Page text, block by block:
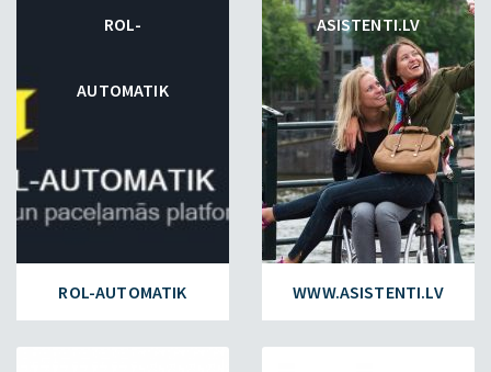
ROL-
AUTOMATIK
ROL-AUTOMATIK
ASISTENTI.LV
WWW.ASISTENTI.LV